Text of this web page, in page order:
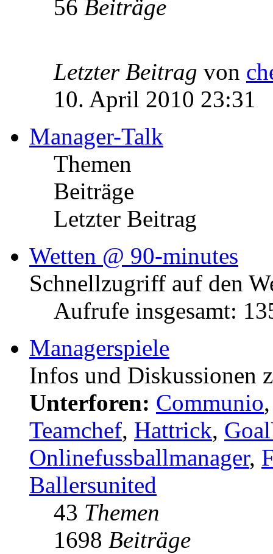
56 Beiträge
Letzter Beitrag von
10. April 2010 23:31
Manager-Talk
Themen
Beiträge
Letzter Beitrag
Wetten @ 90-minutes
Schnellzugriff auf den
Aufrufe insgesamt:
Managerspiele
Infos und Diskussionen
Unterforen: Communio
Teamchef, Hattrick,
Onlinefussballmanager,
Ballersunited
43 Themen
1698 Beiträge